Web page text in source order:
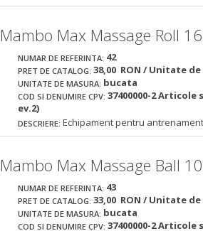
Mambo Max Massage Roll
NUMAR DE REFERINTA: 42
PRET DE CATALOG: 38,00 RON / Unitate
UNITATE DE MASURA: bucata
COD SI DENUMIRE CPV: 37400000-2
ev.2)
DESCRIERE: Echipament pentru
Mambo Max Massage Ball
NUMAR DE REFERINTA: 43
PRET DE CATALOG: 33,00 RON / Unitate
UNITATE DE MASURA: bucata
COD SI DENUMIRE CPV: 37400000-2